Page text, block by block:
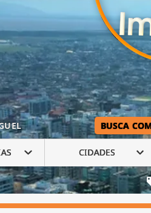
BUSCA
CIDADES